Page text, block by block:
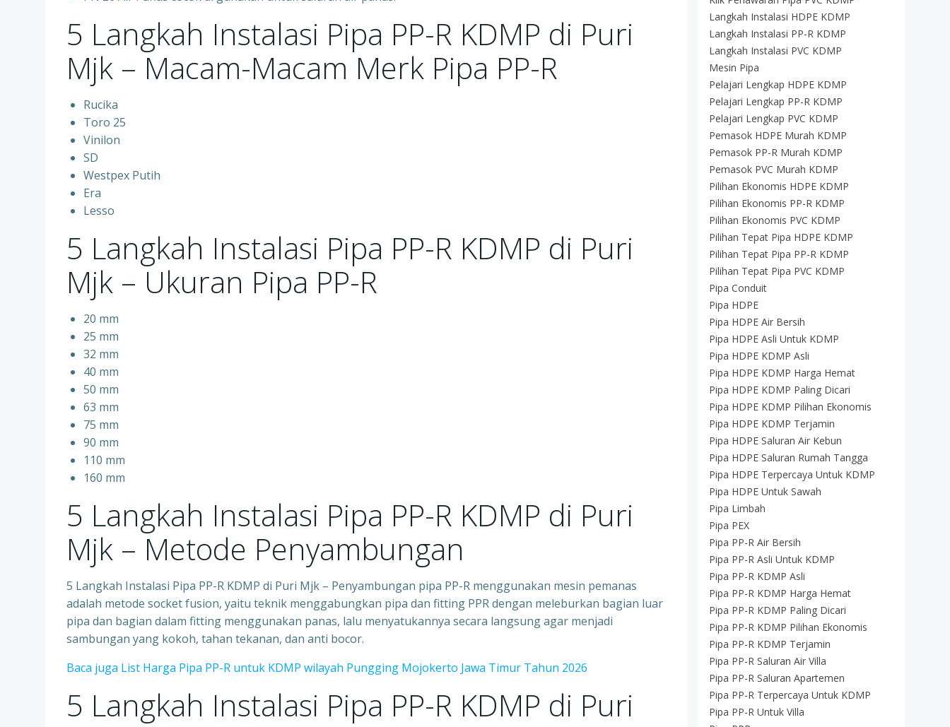
5 Langkah Instalasi Pipa PP-R KDMP di Puri
Mjk – Macam-Macam Merk Pipa PP-R
Rucika
Toro 25
Vinilon
SD
Westpex Putih
Era
Lesso
5 Langkah Instalasi Pipa PP-R KDMP di Puri
Mjk – Ukuran Pipa PP-R
20 mm
25 mm
32 mm
40 mm
50 mm
63 mm
75 mm
90 mm
110 mm
160 mm
5 Langkah Instalasi Pipa PP-R KDMP di Puri
Mjk – Metode Penyambungan
5 Langkah Instalasi Pipa PP-R KDMP di Puri Mjk – Penyambungan pipa PP-R menggunakan mesin pemanas
adalah metode socket fusion, yaitu teknik menggabungkan pipa dan fitting PPR dengan meleburkan bagian luar
pipa dan bagian dalam fitting menggunakan panas, lalu menyatukannya secara langsung agar menjadi
sambungan yang kokoh, tahan tekanan, dan anti bocor.
Baca juga List Harga Pipa PP-R untuk KDMP wilayah Pungging Mojokerto Jawa Timur Tahun 2026
5 Langkah Instalasi Pipa PP-R KDMP di Puri
Langkah Instalasi HDPE KDMP
Langkah Instalasi PP-R KDMP
Langkah Instalasi PVC KDMP
Mesin Pipa
Pelajari Lengkap HDPE KDMP
Pelajari Lengkap PP-R KDMP
Pelajari Lengkap PVC KDMP
Pemasok HDPE Murah KDMP
Pemasok PP-R Murah KDMP
Pemasok PVC Murah KDMP
Pilihan Ekonomis HDPE KDMP
Pilihan Ekonomis PP-R KDMP
Pilihan Ekonomis PVC KDMP
Pilihan Tepat Pipa HDPE KDMP
Pilihan Tepat Pipa PP-R KDMP
Pilihan Tepat Pipa PVC KDMP
Pipa Conduit
Pipa HDPE
Pipa HDPE Air Bersih
Pipa HDPE Asli Untuk KDMP
Pipa HDPE KDMP Asli
Pipa HDPE KDMP Harga Hemat
Pipa HDPE KDMP Paling Dicari
Pipa HDPE KDMP Pilihan Ekonomis
Pipa HDPE KDMP Terjamin
Pipa HDPE Saluran Air Kebun
Pipa HDPE Saluran Rumah Tangga
Pipa HDPE Terpercaya Untuk KDMP
Pipa HDPE Untuk Sawah
Pipa Limbah
Pipa PEX
Pipa PP-R Air Bersih
Pipa PP-R Asli Untuk KDMP
Pipa PP-R KDMP Asli
Pipa PP-R KDMP Harga Hemat
Pipa PP-R KDMP Paling Dicari
Pipa PP-R KDMP Pilihan Ekonomis
Pipa PP-R KDMP Terjamin
Pipa PP-R Saluran Air Villa
Pipa PP-R Saluran Apartemen
Pipa PP-R Terpercaya Untuk KDMP
Pipa PP-R Untuk Villa